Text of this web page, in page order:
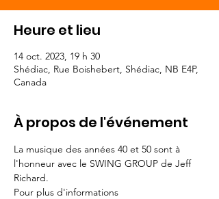
Heure et lieu
14 oct. 2023, 19 h 30
Shédiac, Rue Boishebert, Shédiac, NB E4P,
Canada
À propos de l'événement
La musique des années 40 et 50 sont à
l'honneur avec le SWING GROUP de Jeff
Richard.
Pour plus d'informations